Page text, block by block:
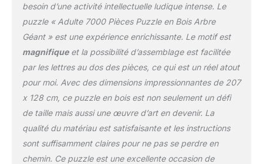
besoin d’une activité intellectuelle ludique intense. Le
puzzle « Adulte 7000 Pièces Puzzle en Bois Arbre
Géant » est une expérience enrichissante. Le motif est
magnifiqueet la possibilité d’assemblage est facilitée
par les lettres au dos des pièces, ce qui est un réel atout
pour moi. Avec des dimensions impressionnantes de 207
x 128 cm, ce puzzle en bois est non seulement un défi
de taille mais aussi une œuvre d’art en devenir. La
qualité du matériau est satisfaisante et les instructions
sont suffisamment claires pour ne pas se perdre en
chemin. Ce puzzle est une excellente occasion de